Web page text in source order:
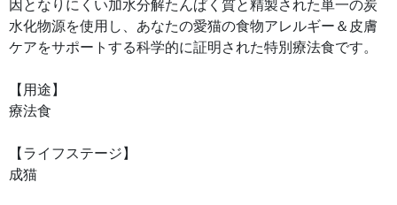
因となりにくい加水分解たんぱく質と精製された単一の炭
水化物源を使用し、あなたの愛猫の食物アレルギー＆皮膚
ケアをサポートする科学的に証明された特別療法食です。
【用途】
療法食
【ライフステージ】
成猫